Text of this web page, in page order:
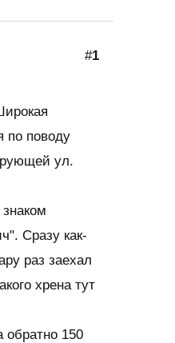
#1
по поводу
ул.
Сразу как-
раз заехал
хрена тут
150